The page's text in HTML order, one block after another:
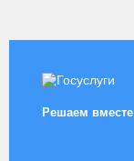
Решаем вместе